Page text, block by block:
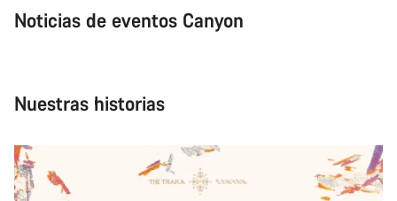
Noticias de eventos Canyon
Nuestras historias